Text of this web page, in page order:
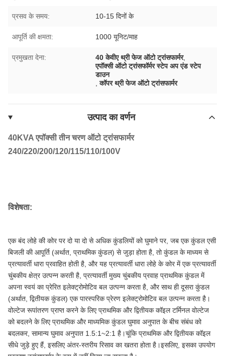
प्रसव के समय: 10-15 दिनों के
आपूर्ति की क्षमता: 1000 यूनिट/माह
प्रमुखता देना: 40 केवीए थ्री फेज ऑटो ट्रांसफार्मर,
एपॉक्सी ऑटो ट्रांसफॉर्मर स्टेप अप एंड स्टेप
डाउन
,कॉपर थ्री फेज ऑटो ट्रांसफार्मर
उत्पाद का वर्णन
40KVA एपॉक्सी तीन चरण ऑटो ट्रांसफार्मर
240/220/200/120/115/110/100V
विशेषता:
एक बंद लोहे की कोर पर दो या दो से अधिक कुंडलियों को घुमाने पर, जब एक कुंडल एसी
बिजली की आपूर्ति (अर्थात, प्राथमिक कुंडल) से जुड़ा होता है, तो कुंडल के माध्यम से
प्रत्यावर्ती धारा प्रवाहित होती है, और यह प्रत्यावर्ती धारा लोहे के कोर में एक प्रत्यावर्ती
चुंबकीय क्षेत्र उत्पन्न करती है, प्रत्यावर्ती मुख्य चुंबकीय प्रवाह प्राथमिक कुंडल में
अपना स्वयं का प्रेरित इलेक्ट्रोमोटिव बल उत्पन्न करता है, और साथ ही दूसरा कुंडल
(अर्थात, द्वितीयक कुंडल) एक पारस्परिक प्रेरण इलेक्ट्रोमोटिव बल उत्पन्न करता है।
वोल्टेज रूपांतरण प्राप्त करने के लिए प्राथमिक और द्वितीयक कॉइल टर्मिनल वोल्टेज
को बदलने के लिए प्राथमिक और माध्यमिक कुंडल घुमाव अनुपात के बीच संबंध को
बदलकर, सामान्य घुमाव अनुपात 1.5:1~2:1 है।चूंकि प्राथमिक और द्वितीयक कॉइल
सीधे जुड़े हुए हैं, इसलिए अंतर-स्तरीय रिसाव का खतरा होता है।इसलिए, इसका उपयोग